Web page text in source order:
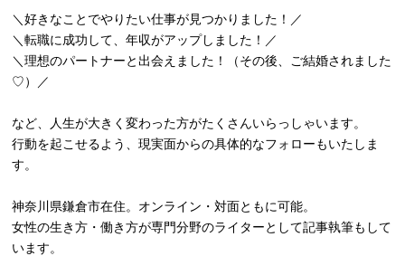
＼好きなことでやりたい仕事が見つかりました！／
＼転職に成功して、年収がアップしました！／
＼理想のパートナーと出会えました！（その後、ご結婚されました
♡）／
など、人生が大きく変わった方がたくさんいらっしゃいます。
行動を起こせるよう、現実面からの具体的なフォローもいたしま
す。
神奈川県鎌倉市在住。オンライン・対面ともに可能。
女性の生き方・働き方が専門分野のライターとして記事執筆もして
います。